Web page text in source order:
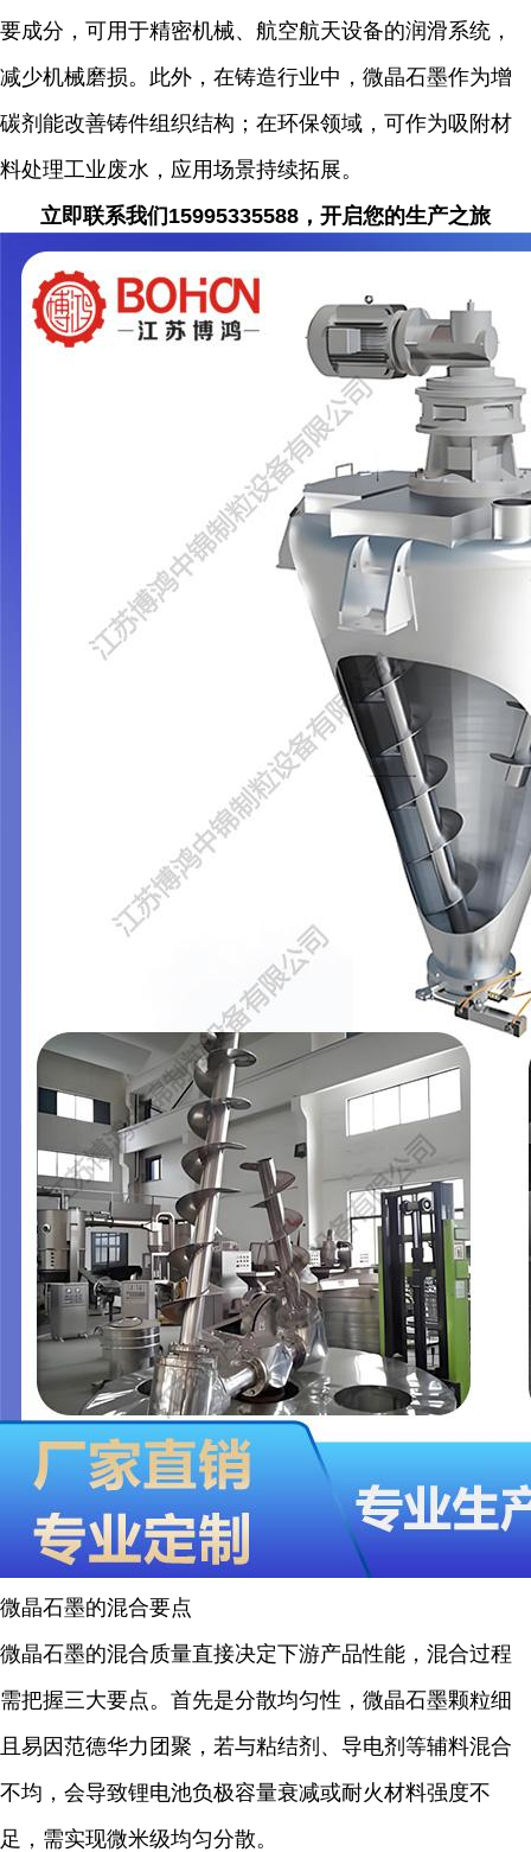
要成分，可用于精密机械、航空航天设备的润滑系统，
减少机械磨损。此外，在铸造行业中，微晶石墨作为增
碳剂能改善铸件组织结构；在环保领域，可作为吸附材
料处理工业废水，应用场景持续拓展。
立即联系我们15995335588，开启您的生产之旅
微晶石墨的混合要点
微晶石墨的混合质量直接决定下游产品性能，混合过程
需把握三大要点。首先是分散均匀性，微晶石墨颗粒细
且易因范德华力团聚，若与粘结剂、导电剂等辅料混合
不均，会导致锂电池负极容量衰减或耐火材料强度不
足，需实现微米级均匀分散。